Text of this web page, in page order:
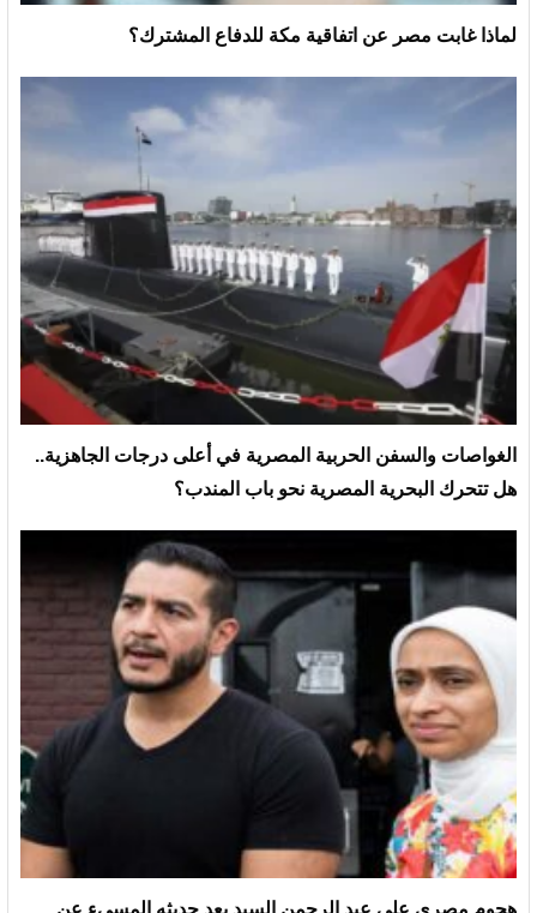
لماذا غابت مصر عن اتفاقية مكة للدفاع المشترك؟
الغواصات والسفن الحربية المصرية في أعلى درجات الجاهزية..
هل تتحرك البحرية المصرية نحو باب المندب؟
هجوم مصري على عبد الرحمن السيد بعد حديثه المسيء عن